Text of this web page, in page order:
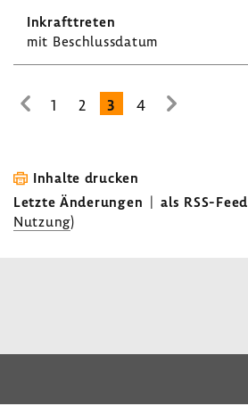
mit Beschluss­datum
zur
Seite
1 2 3 4
zur
Inhalte drucken
Letzte Änderungen | als RSS-Feed
Nutzung)